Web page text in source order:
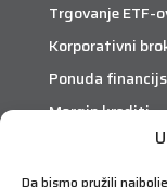
Da bismo pružili
Trgovanje ETF-
Korporativni
Ponuda
Margin krediti